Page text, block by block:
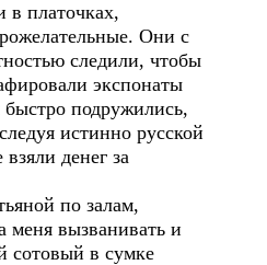
в платочках,
Они с
следили, чтобы
экспонаты
подружились,
истинно русской
денег за
по залам,
меня вызванивать и
сотовый в сумке